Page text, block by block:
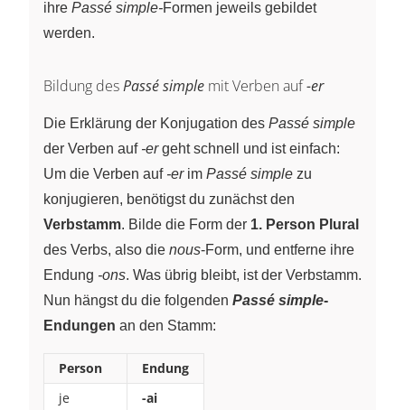
ihre Passé simple-Formen jeweils gebildet
werden.
Bildung desPassé simple mit Verben auf-er
Die Erklärung der Konjugation des Passé simple
der Verben auf -ergeht schnell und ist einfach:
Um die Verben auf -erim Passé simple zu
konjugieren, benötigst du zunächst den
Verbstamm. Bilde die Form der 1. Person Plural
des Verbs, also die nous-Form, und entferne ihre
Endung ‑ons. Was übrig bleibt, ist der Verbstamm.
Nun hängst du die folgenden Passé simple-
Endungen an den Stamm:
Person
Endung
je
-ai